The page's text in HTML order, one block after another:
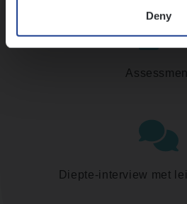
Deny
Diepte-interview met